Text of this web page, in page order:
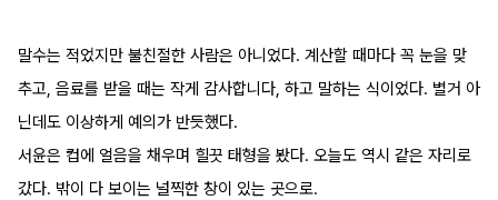
말수는 적었지만 불친절한 사람은 아니었다. 계산할 때마다 꼭 눈을 맞
추고, 음료를 받을 때는 작게 감사합니다, 하고 말하는 식이었다. 별거 아
닌데도 이상하게 예의가 반듯했다.
서윤은 컵에 얼음을 채우며 힐끗 태형을 봤다. 오늘도 역시 같은 자리로
갔다. 밖이 다 보이는 널찍한 창이 있는 곳으로.